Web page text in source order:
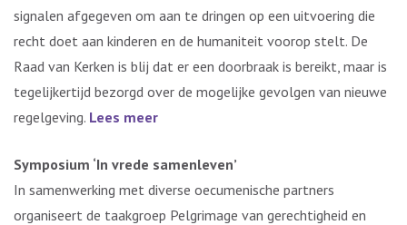
signalen afgegeven om aan te dringen op een uitvoering die
recht doet aan kinderen en de humaniteit voorop stelt. De
Raad van Kerken is blij dat er een doorbraak is bereikt, maar is
tegelijkertijd bezorgd over de mogelijke gevolgen van nieuwe
regelgeving. Lees meer
Symposium ‘In vrede samenleven’
In samenwerking met diverse oecumenische partners
organiseert de taakgroep Pelgrimage van gerechtigheid en